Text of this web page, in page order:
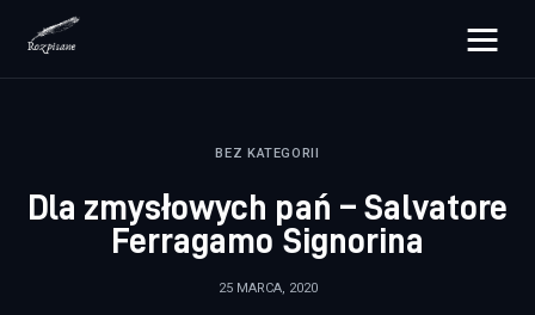
rozpisane.pl
Zdrowie
BEZ KATEGORII
Dla zmysłowych pań – Salvatore
Ferragamo Signorina
25 MARCA, 2020